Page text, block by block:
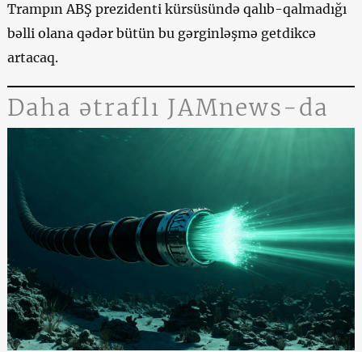
Trampın ABŞ prezidenti kürsüsündə qalıb-qalmadığı
bəlli olana qədər bütün bu gərginləşmə getdikcə
artacaq.
Daha ətraflı JAMnews-da